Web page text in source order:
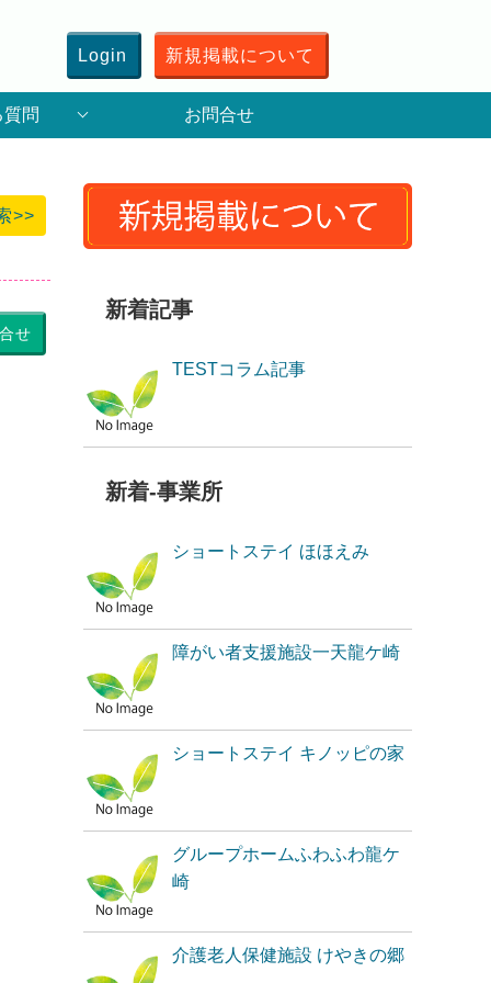
Login 新規掲載について
問 お問合せ
>>
せ
新着記事
TESTコラム記事
新着-事業所
ショートステイ ほほえみ
障がい者支援施設一天龍ケ崎
ショートステイ キノッピの家
グループホームふわふわ龍ケ
崎
介護老人保健施設 けやきの郷